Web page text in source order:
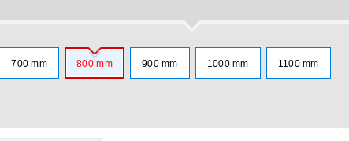
700 mm 800 mm 900 mm 1000 mm 1100 mm